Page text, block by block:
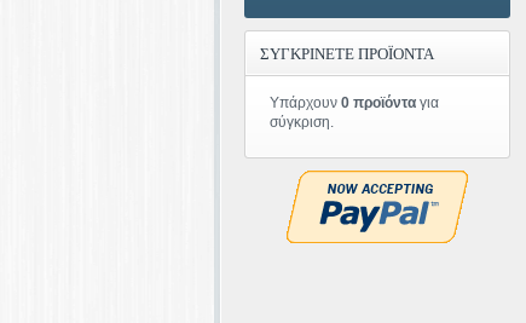
ΣΥΓΚΡΙΝΕΤΕ ΠΡΟΪΟΝΤΑ
Υπάρχουν 0 προϊόντα για
σύγκριση.